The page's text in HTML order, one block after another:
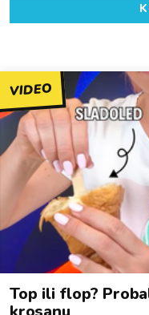
VIDEO
Top ili flop?